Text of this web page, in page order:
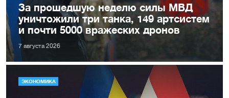
За прошедшую неделю силы МВД
уничтожили три танка, 149 артсистем
и почти 5000 вражеских дронов
7 августа 2026
ЭКОНОМИКА